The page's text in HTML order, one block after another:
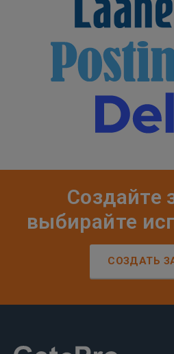
Создайте
выбирайте
СОЗДАТЬ